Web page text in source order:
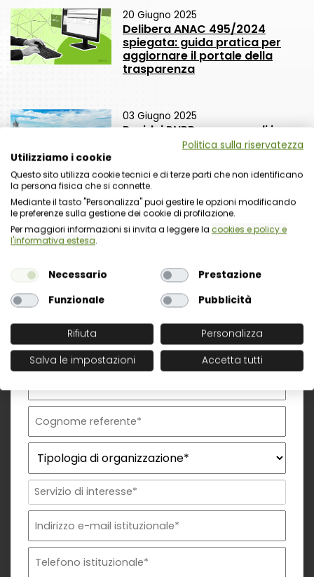
20 Giugno 2025
Delibera ANAC 495/2024
spiegata: guida pratica per
aggiornare il portale della
trasparenza
03 Giugno 2025
Residui PNRR: come usarli in
modo strategico. Il 10 giugno
normativo e operativo
Richiesta commerciale
Nome organizzazione
Nome referente
Cognome referente
Tipologia di organizzazione
Prodotto di interesse
Indirizzo email istituzionale*
Telefono istituzionale
Messaggio
Politica sulla riservatezza
Utilizziamo i cookie
Questo sito utilizza cookie tecnici e di terze parti che non identificano
la persona fisica che si connette.
Mediante il tasto "Personalizza" puoi gestire le opzioni modificando
le preferenze sulla gestione dei cookie di profilazione.
Per maggiori informazioni si invita a leggere la cookies e policy e
l'informativa estesa.
Necessario
Prestazione
Funzionale
Pubblicità
Rifiuta
Personalizza
Salva le impostazioni
Accetta tutti